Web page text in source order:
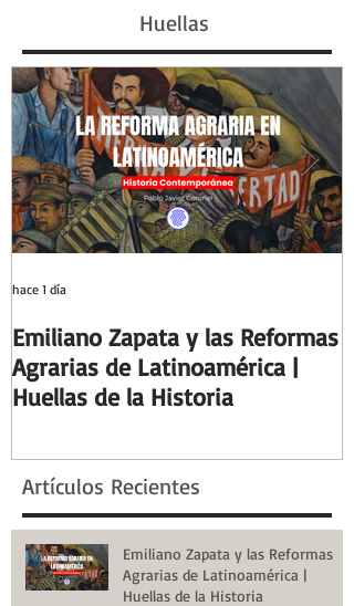
futuro | Huellas de la
Historia
Huellas
Emiliano Zapata y las Reformas
Agrarias de Latinoamérica |
Huellas de la Historia
hace 1 día
Artículos Recientes
Emiliano Zapata y las Reformas
Agrarias de Latinoamérica |
Huellas de la Historia